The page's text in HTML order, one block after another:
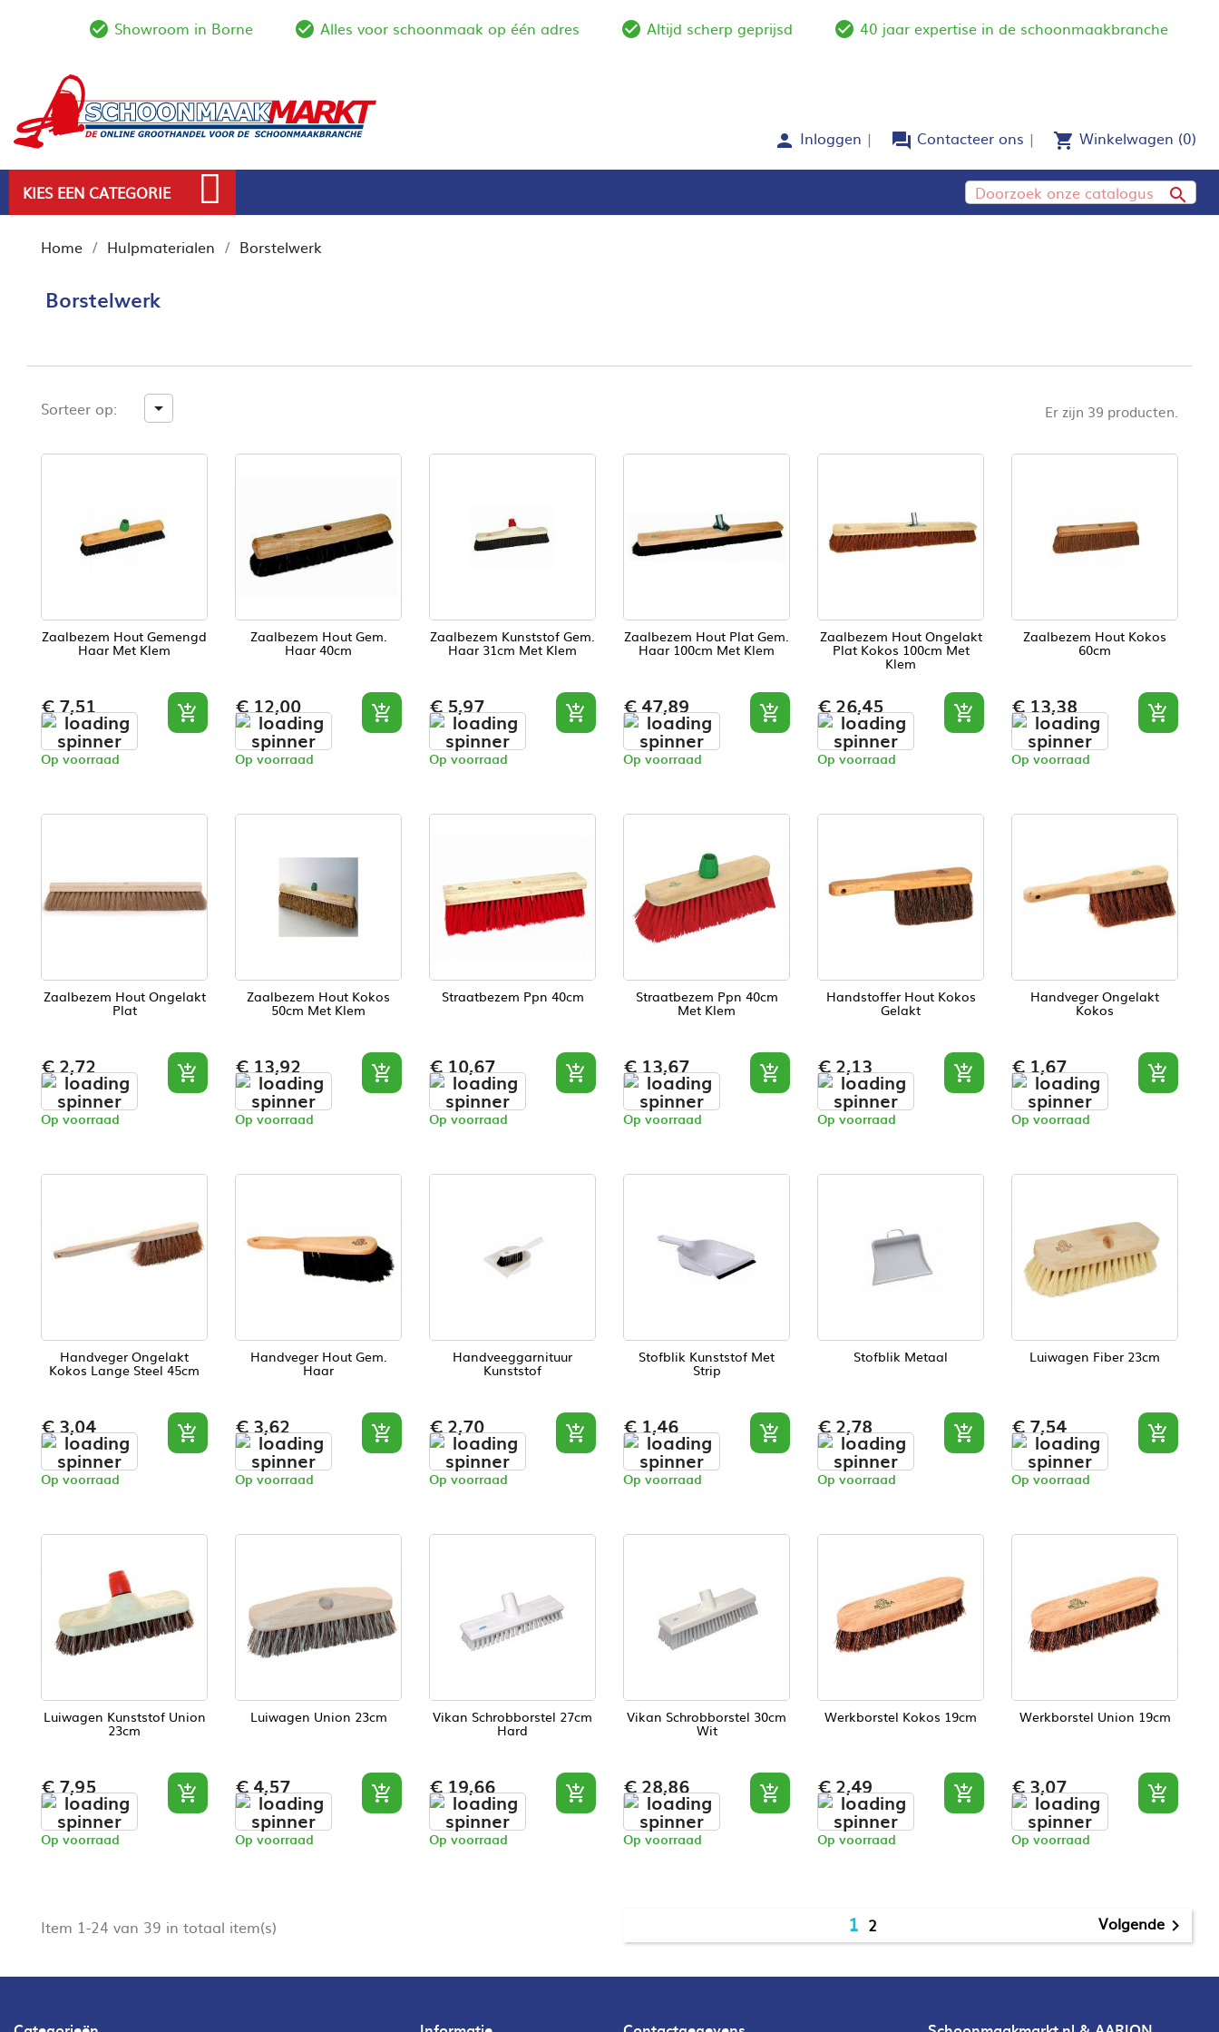
check_circle_outline
Showroom in Borne check_circle_outline
Alles voor schoonmaak op één adres check_circle_outline
Altijd scherp geprijsd check_circle_outline
40 jaar expertise in de schoonmaakbranche
person Inloggen forum Contacteer ons shopping_cart Winkelwagen (0)
KIES EEN CATEGORIE 
Home Hulpmaterialen Borstelwerk
Borstelwerk
Sorteer op:  Er zijn 39 producten.
Zaalbezem Hout Gemengd
Haar Met Klem
€ 7,51
Op voorraad

Zaalbezem Hout Gem.
Haar 40cm
€ 12,00
Op voorraad

Zaalbezem Kunststof Gem.
Haar 31cm Met Klem
€ 5,97
Op voorraad

Zaalbezem Hout Plat Gem.
Haar 100cm Met Klem
€ 47,89
Op voorraad

Zaalbezem Hout Ongelakt
Plat Kokos 100cm Met
Klem
€ 26,45
Op voorraad

Zaalbezem Hout Kokos
60cm
€ 13,38
Op voorraad

Zaalbezem Hout Ongelakt
Plat
€ 2,72
Op voorraad

Zaalbezem Hout Kokos
50cm Met Klem
€ 13,92
Op voorraad

Straatbezem Ppn 40cm
€ 10,67
Op voorraad

Straatbezem Ppn 40cm
Met Klem
€ 13,67
Op voorraad

Handstoffer Hout Kokos
Gelakt
€ 2,13
Op voorraad

Handveger Ongelakt
Kokos
€ 1,67
Op voorraad

Handveger Ongelakt
Kokos Lange Steel 45cm
€ 3,04
Op voorraad

Handveger Hout Gem.
Haar
€ 3,62
Op voorraad

Handveeggarnituur
Kunststof
€ 2,70
Op voorraad

Stofblik Kunststof Met
Strip
€ 1,46
Op voorraad

Stofblik Metaal
€ 2,78
Op voorraad

Luiwagen Fiber 23cm
€ 7,54
Op voorraad

Luiwagen Kunststof Union
23cm
€ 7,95
Op voorraad

Luiwagen Union 23cm
€ 4,57
Op voorraad

Vikan Schrobborstel 27cm
Hard
€ 19,66
Op voorraad

Vikan Schrobborstel 30cm
Wit
€ 28,86
Op voorraad

Werkborstel Kokos 19cm
€ 2,49
Op voorraad

Werkborstel Union 19cm
€ 3,07
Op voorraad

Item 1-24 van 39 in totaal item(s) 1 2 Volgende